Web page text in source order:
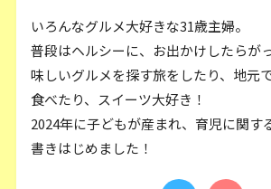
いろんなグルメ大好きな31歳主婦。
普段はヘルシーに、お出かけしたらが
味しいグルメを探す旅をしたり、地元
食べたり、スイーツ大好き！
2024年に子どもが産まれ、育児に関す
書きはじめました！